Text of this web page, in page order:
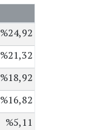
%24,92
%21,32
%18,92
%16,82
%5,11